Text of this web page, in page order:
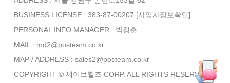
BUSINESS LICENSE : 383-87-00207 [사업자정보확인]
PERSONAL INFO MANAGER : 박정훈
MAIL : md2@posteam.co.kr
MAP / ADDRESS : sales2@posteam.co.kr
COPYRIGHT © 세이브힐즈 CORP. ALL RIGHTS RESERVED.